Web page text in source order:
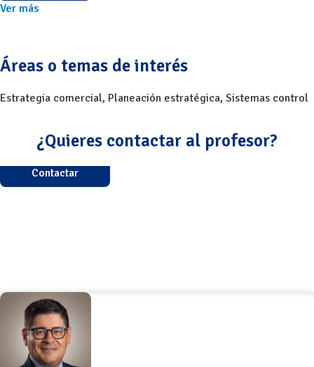
Ver más
Áreas o temas de interés
Estrategia comercial, Planeación estratégica, Sistemas control
¿Quieres contactar al profesor?
Contactar